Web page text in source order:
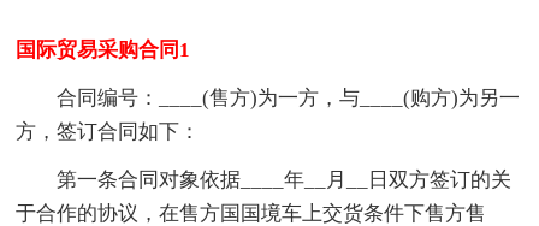
国际贸易采购合同1
合同编号：____(售方)为一方，与____(购方)为另一
方，签订合同如下：
第一条合同对象依据____年__月__日双方签订的关
于合作的协议，在售方国国境车上交货条件下售方售